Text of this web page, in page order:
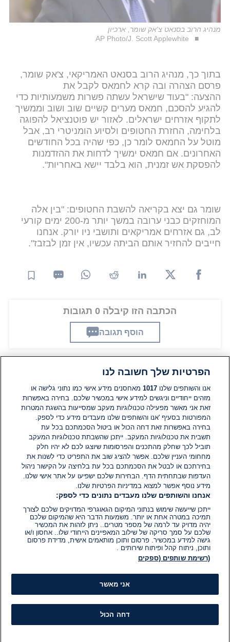
מנהיג הרוב בסנאט צ'אק שומר, ארכיון
AP Photo/J. Scott Applewhite
בתוך כך, מנהיג הרוב בסנאט האמריקאי, צ'אק שומר,
פרסם הצהרה ובה קרא לחמאס לקבל את
ההצעה: "בעוד שישראל עשתה פשרות משמעותיות כדי
להגיע להסכם, חמאס מערים קשיים שוב ושוב וממשיך
לתקוף אזרחים ישראלים. לאזור יש פוטנציאל להפוגה
בלחימה, החזרת החטופים ולסיוע הומניטרי רב, אבל
מוטל על החמאס לומר כן, כפי שהיה בכל החודשים
האחרונים. אם חמאס ימשיך לדחות את ההזדמנות
להפסקת אש זמנית, הוא בלבד יישא באחריות".
שומר גם יצא בקריאה להשבת החטופים: "בין אלה
המוחזקים כבני ערובה במשך יותר מ-200 ימים קורעי
לב, גם אזרחים אמריקאים ותושבי ניו יורק. אנחנו
חייבים להחזיר אותם הביתה עכשיו, אין זמן לבזבז".
הכתבה הזו קיבלה 0 תגובות
הוסף תגובה
תגובות
אין עדיין תגובות. היה הראשון להגיב
הוסף תגובה
הפרטיות שלך חשובה לנו
אנו והשותפים שלנו1017 מאחסנים מידע אישי כמו נתוני גלישה או
מזהים ייחודיים וניגשים למידע אישי במכשיר שלכם. בחירה באפשרות
זאת אני מאשר מפעילה טכנולוגיות מעקב שמסייעות בהשגת המטרות
המפורטות בסעיף 'אנו והשותפים שלנו מעבדים מידע כדי לספק.
בחירה באפשרות זאת דחה הכול או ביטול הסכמתכם בכל עת
תשבית את טכנולוגיות המעקב. ייתכן שהשבתת טכנולוגיות המעקב
תוביל לכך שחלק מהתכנים והפרסומות שיוצגו לכם לא יהיו חלק
מחחומי העניין שלכם. אפשר להציג שוב את התפריט כדי לשנות את
בחירתכם או לבטל את הסכמתכם בכל עת בלחיצה על הקישור ניהול
העדפות שבתחתית הדף. הבחירות שלכם ישפיעו על אתר אישי שלנו.
מידע נוסף אפשר למצוא במדיניות הפרטיות שלנו.
אנחנו והשותפים שלנו מעבדים נתונים כדי לספק:
ייתכן שייעשה שימוש בנתוני המיקום הגאוגרפי המדויקים שלכם לצורך
תמיכה במטרה אחת או יותר. משמעות הדבר היא שהמיקום שלכם
יהיה מדויק עד לרמה של מספר מטרים.. ניתן לזהות את המכשיר
שלכם על סמך סריקה של שילוב המאפיינים הייחודי שלו.. אחסון ו/או
גישה למידע במכשיר. פרסום ותוכן מותאמים אישית, מדידת פרסום
ותוכן, ניתוח קהל ופיתוח שירותים .
(רשימת שותפים (ספקים
אני מאשר
דחה הכול